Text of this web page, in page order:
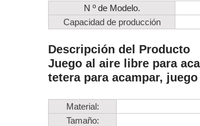
N º de Modelo.
Capacidad de producción
Descripción del Producto
Juego al aire libre para
tetera para acampar,
Material:
Tamaño: